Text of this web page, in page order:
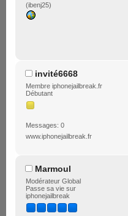
(ibenj25)
invité6668
Membre iphonejailbreak.fr
Débutant
Messages: 0
www.iphonejailbreak.fr
Marmoul
Modérateur Global
Passe sa vie sur
iphonejailbreak